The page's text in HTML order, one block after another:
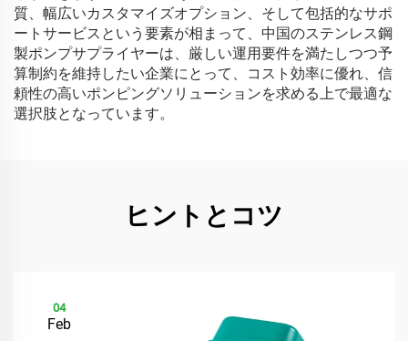
質、幅広いカスタマイズオプション、そして包括的なサポ
ートサービスという要素が相まって、中国のステンレス鋼
製ポンプサプライヤーは、厳しい運用要件を満たしつつ予
算制約を維持したい企業にとって、コスト効率に優れ、信
頼性の高いポンピングソリューションを求める上で最適な
選択肢となっています。
ヒントとコツ
04
Feb